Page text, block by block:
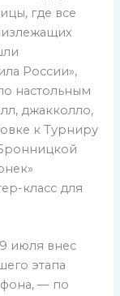
где все
России»,
настольным
джакколло,
к Турниру
класс для
июля внес
этапа
— по